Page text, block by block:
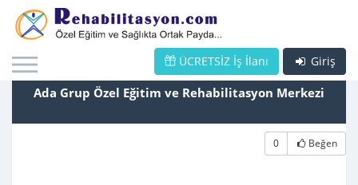
Giriş
ÜCRETSİZ İş İlanı
Ada Grup Özel Eğitim ve Rehabilitasyon Merkezi
0 Beğen